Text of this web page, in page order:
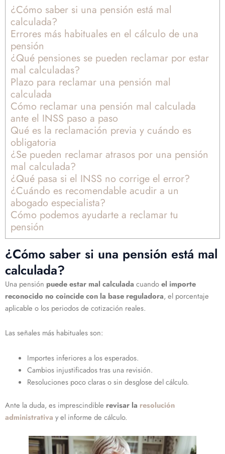
¿Cómo saber si una pensión está mal
calculada?
Errores más habituales en el cálculo de una
pensión
¿Qué pensiones se pueden reclamar por estar
mal calculadas?
Plazo para reclamar una pensión mal
calculada
Cómo reclamar una pensión mal calculada
ante el INSS paso a paso
Qué es la reclamación previa y cuándo es
obligatoria
¿Se pueden reclamar atrasos por una pensión
mal calculada?
¿Qué pasa si el INSS no corrige el error?
¿Cuándo es recomendable acudir a un
abogado especialista?
Cómo podemos ayudarte a reclamar tu
pensión
¿Cómo saber si una pensión está mal
calculada?
Una pensión puede estar mal calculada cuandoel importe
reconocido no coincide con la base reguladora, el porcentaje
aplicable o los periodos de cotización reales.
Las señales más habituales son:
Importes inferiores a los esperados.
Cambios injustificados tras una revisión.
Resoluciones poco claras o sin desglose del cálculo.
Ante la duda, es imprescindible revisar la resolución
administrativa y el informe de cálculo.